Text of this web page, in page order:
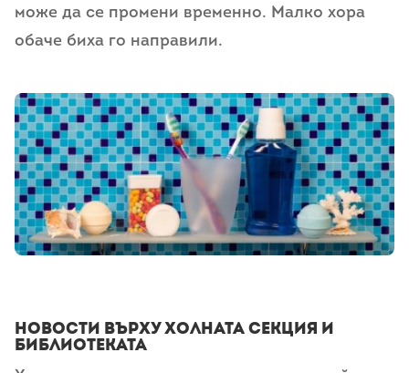
може да се промени временно. Малко хора
обаче биха го направили.
Новости върху холната секция и
библиотеката